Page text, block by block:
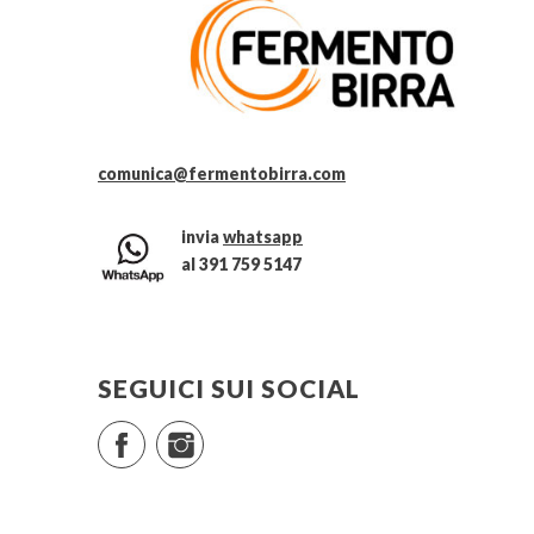
comunica@fermentobirra.com
inviawhatsapp
al 391 759 5147
SEGUICI SUI SOCIAL
FacebookInstagram